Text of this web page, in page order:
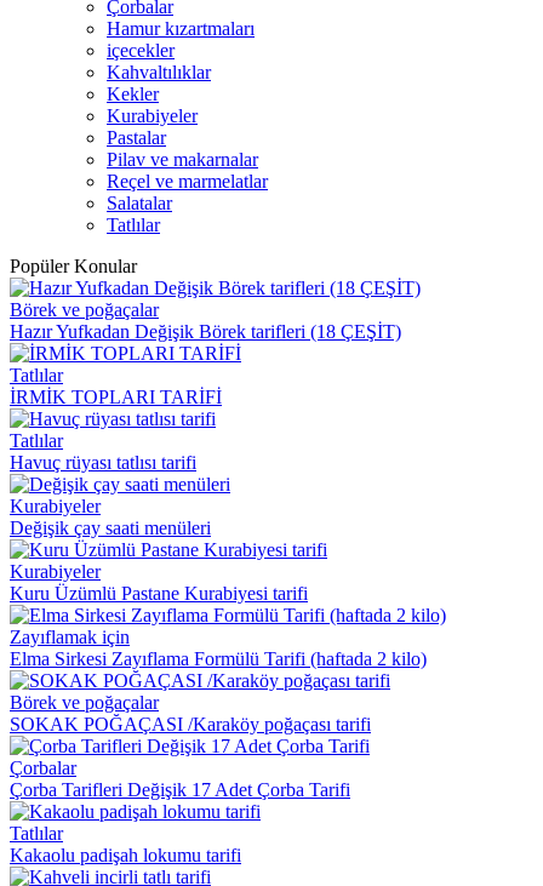
Çorbalar
Hamur kızartmaları
içecekler
Kahvaltılıklar
Kekler
Kurabiyeler
Pastalar
Pilav ve makarnalar
Reçel ve marmelatlar
Salatalar
Tatlılar
Popüler Konular
Börek ve poğaçalar
Hazır Yufkadan Değişik Börek tarifleri (18 ÇEŞİT)
Tatlılar
İRMİK TOPLARI TARİFİ
Tatlılar
Havuç rüyası tatlısı tarifi
Kurabiyeler
Değişik çay saati menüleri
Kurabiyeler
Kuru Üzümlü Pastane Kurabiyesi tarifi
Zayıflamak için
Elma Sirkesi Zayıflama Formülü Tarifi (haftada 2 kilo)
Börek ve poğaçalar
SOKAK POĞAÇASI /Karaköy poğaçası tarifi
Çorbalar
Çorba Tarifleri Değişik 17 Adet Çorba Tarifi
Tatlılar
Kakaolu padişah lokumu tarifi